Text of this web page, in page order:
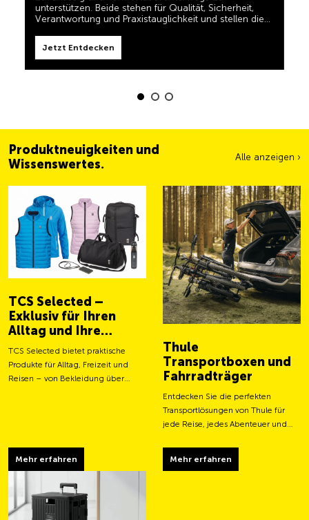
Produktneuigkeiten und
Wissenswertes.
Alle anzeigen ›
TCS Selected –
Exklusiv für Ihren
Alltag und Ihre
Abenteuer
TCS Selected bietet praktische
Produkte für Alltag, Freizeit und
Reisen – von Bekleidung über
Mehr erfahren
Thule
Transportboxen und
Fahrradträger
Entdecken Sie die perfekten
Transportlösungen von Thule für
jede Reise, jedes Abenteuer und
Mehr erfahren